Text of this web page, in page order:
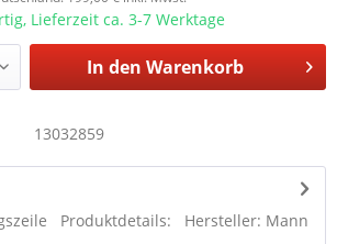
Lieferzeit ca. 3-7 Werktage
In den Warenkorb
13032859
Produktdetails: Hersteller: Mann